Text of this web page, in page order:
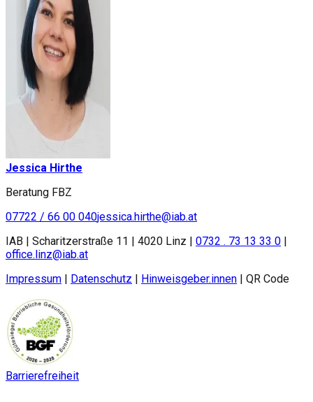
Jessica Hirthe
Beratung FBZ
07722 / 66 00 040jessica.hirthe@iab.at
IAB | Scharitzerstraße 11 | 4020 Linz |
0732 . 73 13 33 0
office.linz@iab.at
Impressum
Datenschutz Hinweisgeber.innen QR Code
Barrierefreiheit